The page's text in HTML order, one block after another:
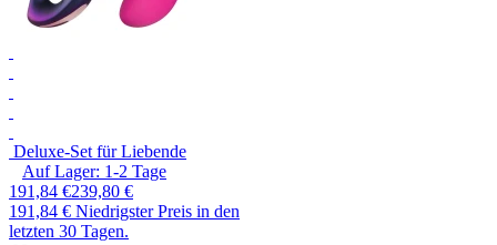
Deluxe-Set für Liebende
Auf Lager: 1-2 Tage
191,84 €239,80 €
191,84 € Niedrigster Preis in den
letzten 30 Tagen.